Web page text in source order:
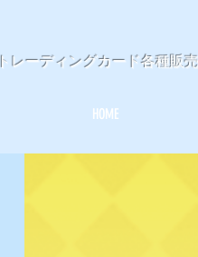
トレーディングカード各種販
HOME